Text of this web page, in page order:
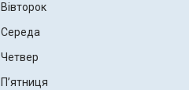
Вівторок
Середа
Четвер
Пʼятниця